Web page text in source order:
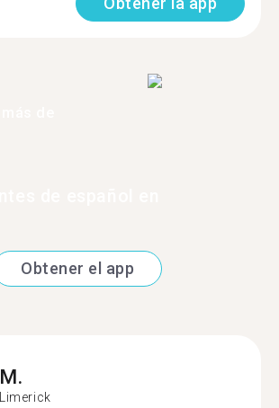
Obtener el app
M.
Limerick